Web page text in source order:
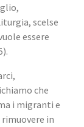
scelse
essere
che
i migranti e
in